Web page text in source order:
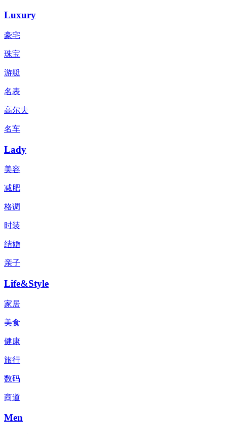
Luxury
豪宅
珠宝
游艇
名表
高尔夫
名车
Lady
美容
减肥
格调
时装
结婚
亲子
Life&Style
家居
美食
健康
旅行
数码
商道
Men